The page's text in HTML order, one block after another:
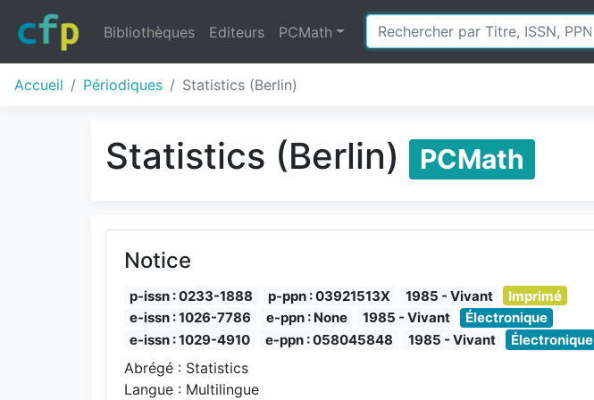
Bibliothèques Editeurs PCMath
Accueil Périodiques Statistics (Berlin)
Statistics (Berlin) PCMath
Notice
p-issn : 0233-1888 p-ppn : 03921513X 1985 - Vivant
Imprimé
e-issn : 1026-7786
e-ppn : None 1985 - Vivant
Électronique
e-issn : 1029-4910
e-ppn : 058045848 1985 - Vivant Électronique
Abrégé : Statistics
Langue : Multilingue